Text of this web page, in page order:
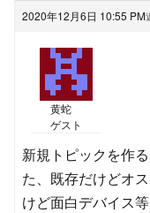
2020年12月6日 10:55 PM
黄蛇
ゲスト
新規トピックを作
た、既存だけどオ
けど面白デバイス